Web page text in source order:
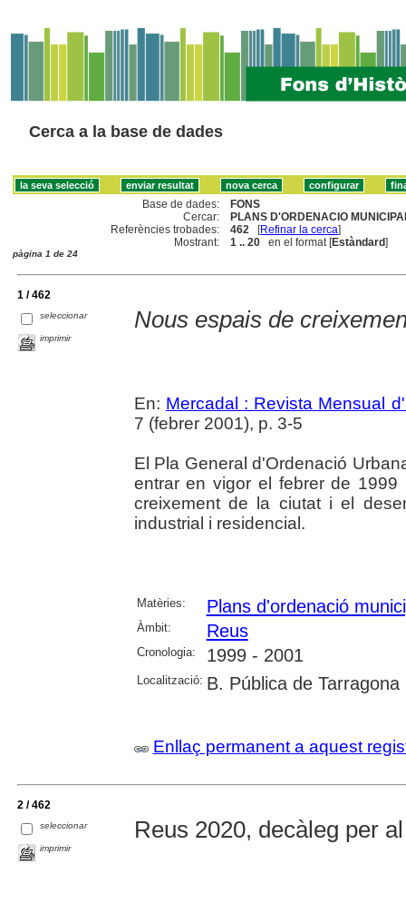
Cerca a la base de dades
Base de dades:
FONS
Cercar:
PLANS D'ORDENACIO
Referències trobades:
462 [Refinar la cerca]
Mostrant:
1 .. 20 en el format [Estàndard]
pàgina 1 de 24
1 / 462
seleccionar
imprimir
Nous espais de
En: Mercadal : Revista Mensual
7 (febrer 2001), p. 3-5
El Pla General d'Ordenació
entrar en vigor el febrer de
creixement de la ciutat i el
industrial i residencial.
Matèries: Plans d'ordenació
Àmbit: Reus
Cronologia: 1999 - 2001
Localització: B. Pública de Tarragona
Enllaç permanent a aquest
2 / 462
seleccionar
imprimir
Reus 2020, decàleg per